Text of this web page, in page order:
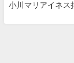
小川マリアイネス